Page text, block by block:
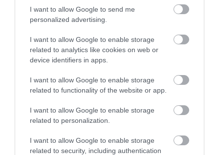
I want to allow Google to send me
personalized advertising.
I want to allow Google to enable storage
related to analytics like cookies on web or
device identifiers in apps.
I want to allow Google to enable storage
related to functionality of the website or app.
I want to allow Google to enable storage
related to personalization.
I want to allow Google to enable storage
related to security, including authentication
kjötsúpa, vagyis a bárányhúsleves, amely
zöldségekkel készül, és hűvös napokon kifejezetten
A helyiek körében népszerű aplokkfiskurt
krémes halragut főtt burgonyával, valamint
ami vajas szárított halat jelent. Askyr
sűrű, fehérjében gazdag tejtermék ma már máshol
is ismert, de az anyaországában érdemes igazán
megkóstolni. A bátraknak pedig kötelező kipróbálni
az erjesztett cápahúst, ahákarlalt
LITVÁNIA